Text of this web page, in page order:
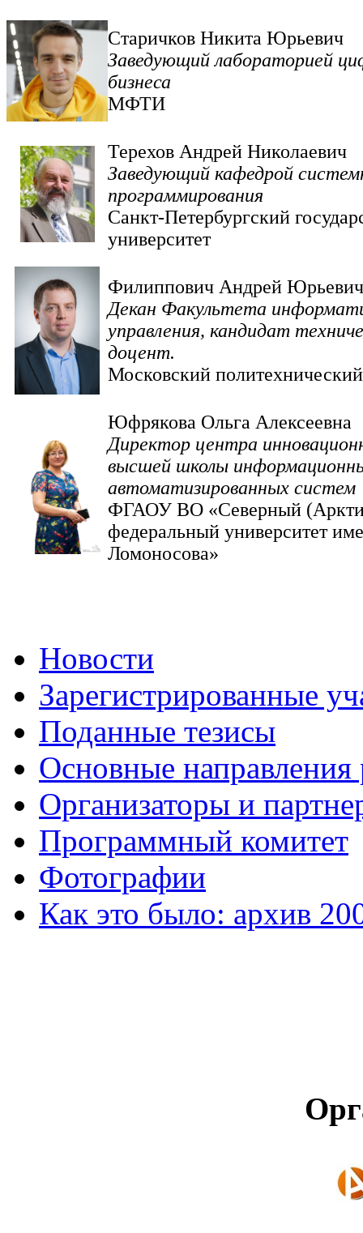
Старичков Никита Юрьевич
Заведующий лабораторией
бизнеса
МФТИ
Терехов Андрей Николаевич
Заведующий кафедрой
программирования
Санкт-Петербургский
университет
Филиппович Андрей Юрьевич
Декан Факультета
управления, кандидат
доцент.
Московский
Юфрякова Ольга
Директор центра
высшей школы
автоматизированных систем
ФГАОУ ВО «Северный
федеральный университет
Ломоносова»
Новости
Зарегистрированные
Поданные тезисы
Основные направления
Организаторы и
Программный комитет
Фотографии
Как это было: архив